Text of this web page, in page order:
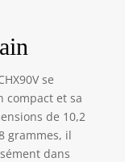
80,
focus
priorité
de
(1/3EV
se
compact et sa
de 10,2
grammes, il
dans